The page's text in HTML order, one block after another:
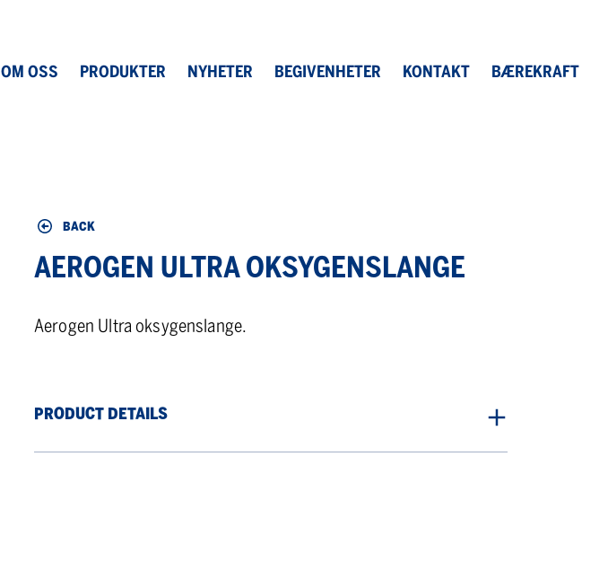
OM OSS PRODUKTER NYHETER BEGIVENHETER KONTAKT BÆREKRAFT
BACK
AEROGEN ULTRA OKSYGENSLANGE
Aerogen Ultra oksygenslange.
PRODUCT DETAILS